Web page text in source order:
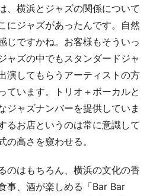
、横浜とジャズの関係について
にジャズがあったんです。自然
じですかね。お客様もそういっ
ャズの中でもスタンダードジャ
演してもらうアーティストの方
ています。トリオ＋ボーカルと
ジャズナンバーを提供していま
るお店というのは常に意識して
の高さを窺わせる。
のはもちろん、横浜の文化の香
事、酒が楽しめる「Bar Bar